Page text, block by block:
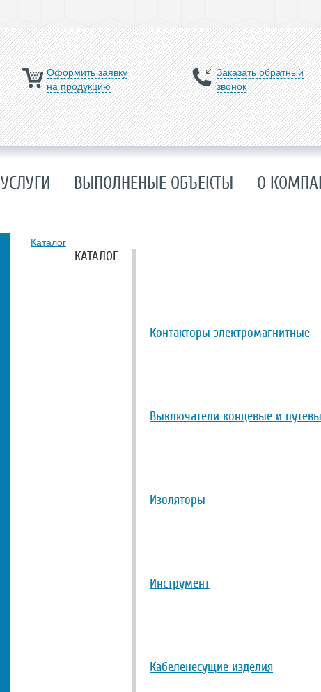
Оформить заявку
на продукцию
Заказать обратный
звонок
УСЛУГИ ВЫПОЛНЕНЫЕ ОБЪЕКТЫ О
Каталог
КАТАЛОГ
Контакторы электромагнитные
Выключатели концевые и
Изоляторы
Инструмент
Кабеленесущие изделия